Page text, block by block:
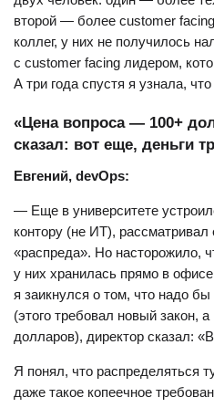
второй — более customer
коллег, у них не получилось
с customer facing лидером,
А три года спустя я узнала,
«Цена вопроса — 100+
сказал: вот еще, деньги
Евгений, devOps:
— Еще в университете
контору (не ИТ), рассматривал
«распреда». Но насторожило,
у них хранилась прямо в
я заикнулся о том, что надо
(этого требовал новый закон,
долларов), директор сказал:
Я понял, что распределяться
даже такое копеечное